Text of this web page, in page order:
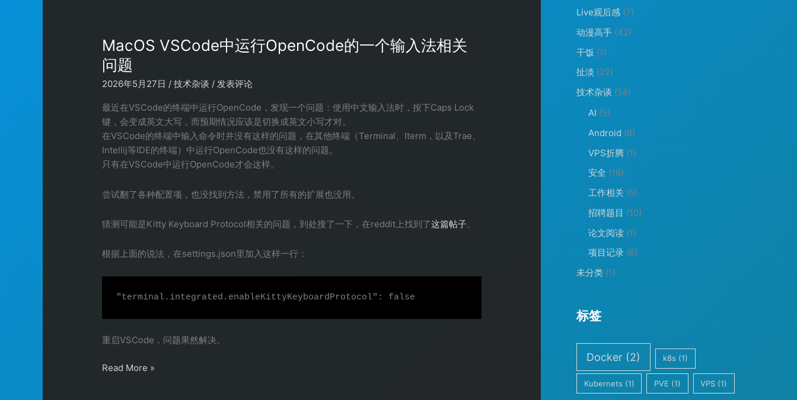
MacOS VSCode中运行OpenCode的一个输入法相关
问题
2026年5月27日 /技术杂谈 /发表评论
最近在VSCode的终端中运行OpenCode，发现一个问题：使用中文输入法时，按下Caps Lock
键，会变成英文大写，而预期情况应该是切换成英文小写才对。
在VSCode的终端中输入命令时并没有这样的问题，在其他终端（Terminal、Iterm，以及Trae、
Intellij等IDE的终端）中运行OpenCode也没有这样的问题。
只有在VSCode中运行OpenCode才会这样。
尝试翻了各种配置项，也没找到方法，禁用了所有的扩展也没用。
猜测可能是Kitty Keyboard Protocol相关的问题，到处搜了一下，在reddit上找到了这篇帖子。
根据上面的说法，在settings.json里加入这样一行：
重启VSCode，问题果然解决。
MacOS
Read More »
Live观后感 (7)
动漫高手 (42)
干饭 (1)
扯淡 (22)
技术杂谈 (58)
AI (5)
Android (8)
VPS折腾 (1)
安全 (16)
工作相关 (5)
招聘题目 (10)
论文阅读 (1)
项目记录 (6)
未分类 (1)
标签
Docker (2) k8s (1)
Kubernets (1) PVE (1) VPS (1)